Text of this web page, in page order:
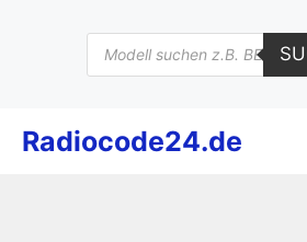
Products
search
Radiocode24.de